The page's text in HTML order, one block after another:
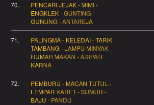
70.
PENCARI JEJAK - MIMI -
ENGKLEK - GUNTING -
GUNUNG - ANTAREJA
71.
PALINGMA - KELEDAI - TARIK
TAMBANG - LAMPU MINYAK -
RUMAH MAKAN - ADIPATI
KARNA
72.
PEMBURU - MACAN TUTUL -
LEMPAR KARET - SUMUR -
BAJU - PANDU